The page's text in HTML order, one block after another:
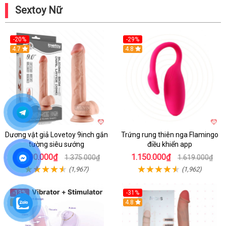
Sextoy Nữ
-20%
Hot
4.7
Dương vật giả Lovetoy 9inch gắn
tường siêu sướng
1.100.000₫ 1.375.000₫
(1,967)
-29%
Hot
4.8
Trứng rung thiên nga Flamingo
điều khiển app
1.150.000₫ 1.619.000₫
(1,962)
-13%
4.8
-31%
4.8